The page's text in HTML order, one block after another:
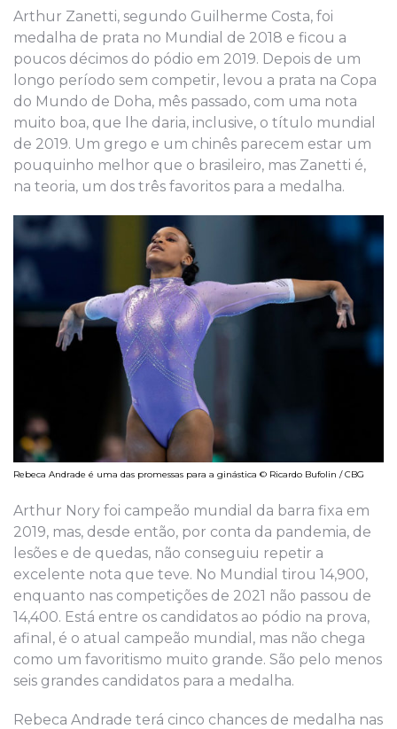
Arthur Zanetti, segundo Guilherme Costa, foi
medalha de prata no Mundial de 2018 e ficou a
poucos décimos do pódio em 2019. Depois de um
longo período sem competir, levou a prata na Copa
do Mundo de Doha, mês passado, com uma nota
muito boa, que lhe daria, inclusive, o título mundial
de 2019. Um grego e um chinês parecem estar um
pouquinho melhor que o brasileiro, mas Zanetti é,
na teoria, um dos três favoritos para a medalha.
Rebeca Andrade é uma das promessas para a ginástica © Ricardo Bufolin / CBG
Arthur Nory foi campeão mundial da barra fixa em
2019, mas, desde então, por conta da pandemia, de
lesões e de quedas, não conseguiu repetir a
excelente nota que teve. No Mundial tirou 14,900,
enquanto nas competições de 2021 não passou de
14,400. Está entre os candidatos ao pódio na prova,
afinal, é o atual campeão mundial, mas não chega
como um favoritismo muito grande. São pelo menos
seis grandes candidatos para a medalha.
Rebeca Andrade terá cinco chances de medalha nas